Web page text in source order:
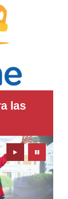
las
Play Pause